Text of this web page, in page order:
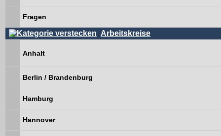
Fragen
Arbeitskreise
Anhalt
Berlin / Brandenburg
Hamburg
Hannover